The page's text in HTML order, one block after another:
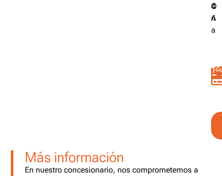
C
A
4
O
ri
a
Más información
En nuestro concesionario, nos comprometemos a